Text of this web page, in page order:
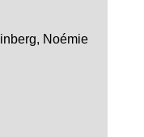
Noémie